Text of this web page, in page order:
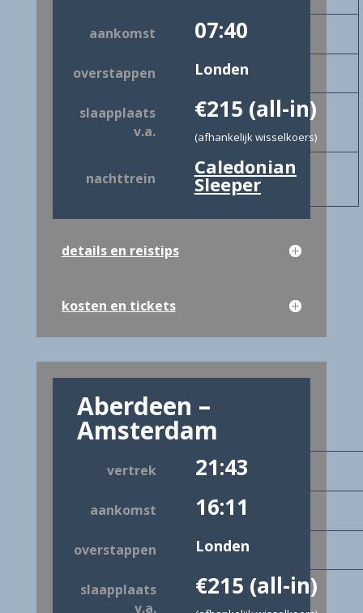
aankomst 07:40
overstappen Londen
slaapplaats
v.a.
€215 (all-in)
(afhankelijk wisselkoers)
nachttrein Caledonian
Sleeper
details en reistips
kosten en tickets
Aberdeen –
Amsterdam
vertrek 21:43
aankomst 16:11
overstappen Londen
slaapplaats
v.a.
€215 (all-in)